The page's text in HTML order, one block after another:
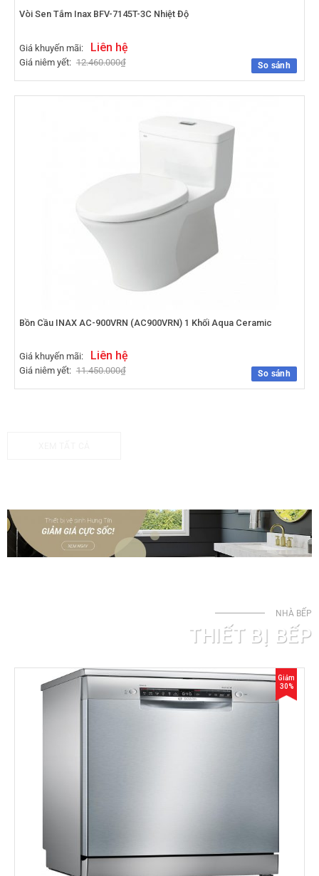
So sánh
Vòi Sen Tắm Inax BFV-7145T-3C Nhiệt Độ
Giá khuyến mãi: Liên hệ
Giá niêm yết: 12.460.000₫
So sánh
Bồn Cầu INAX AC-900VRN (AC900VRN) 1 Khối Aqua Ceramic
Giá khuyến mãi: Liên hệ
Giá niêm yết: 11.450.000₫
NHÀ BẾP
THIẾT BỊ BẾP
Giảm
30%